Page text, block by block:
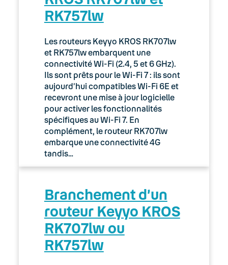
03. Accès Internet
04. Téléphonie fixe
05. Téléphonie Mobile
06. Cybersécurité
Keyyo Connect
Keyyo Visio
RK757lw
Les routeurs Keyyo KROS RK707lw
et RK757lw embarquent une
connectivité Wi-Fi (2.4, 5 et 6 GHz).
Ils sont prêts pour le Wi-Fi 7 : ils sont
aujourd’hui compatibles Wi-Fi 6E et
recevront une mise à jour logicielle
pour activer les fonctionnalités
spécifiques au Wi-Fi 7. En
complément, le routeur RK707lw
embarque une connectivité 4G
tandis…
Branchement d’un
routeur Keyyo KROS
RK707lw ou
RK757lw